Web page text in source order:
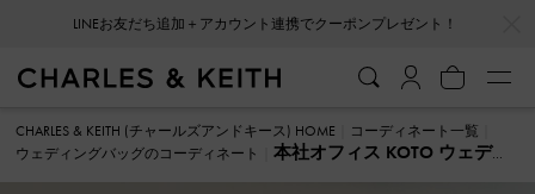
LINEお友だち追加＋アカウント連携でクーポンプレゼント！
CHARLES & KEITH (チャールズアンドキース) HOME
コーディネート一覧
ウェディングバッグのコーディネート
本社オフィス KOTO ウェディ